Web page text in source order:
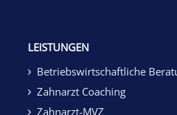
LEISTUNGEN
Betriebswirtschaftliche
Zahnarzt Coaching
Zahnarzt-MVZ